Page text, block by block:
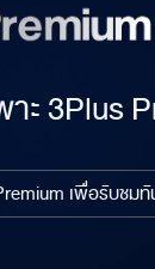
ะ 3Plus
เพื่อรับชม